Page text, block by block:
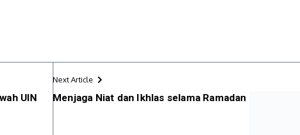
UIN
Next Article
Menjaga Niat dan Ikhlas selama Ramadan